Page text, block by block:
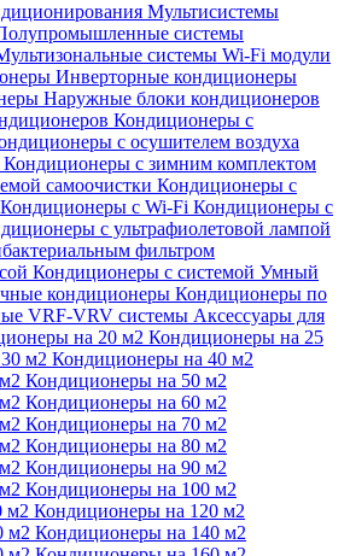
Мультисистемы
системы
системы Wi-Fi модули
Инверторные кондиционеры
Наружные блоки кондиционеров
Кондиционеры с
с осушителем воздуха
Кондиционеры с зимним комплектом
самоочистки Кондиционеры с
Кондиционеры с Wi-Fi Кондиционеры с
с ультрафиолетовой лампой
фильтром
Кондиционеры с системой Умный
кондиционеры Кондиционеры по
VRF-VRV системы Аксессуары для
на 20 м2 Кондиционеры на 25
м2 Кондиционеры на 40 м2
Кондиционеры на 50 м2
Кондиционеры на 60 м2
Кондиционеры на 70 м2
Кондиционеры на 80 м2
Кондиционеры на 90 м2
Кондиционеры на 100 м2
м2 Кондиционеры на 120 м2
м2 Кондиционеры на 140 м2